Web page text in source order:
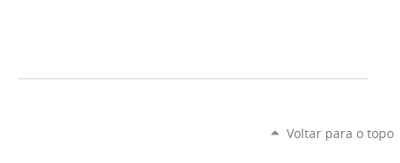
Voltar para o topo